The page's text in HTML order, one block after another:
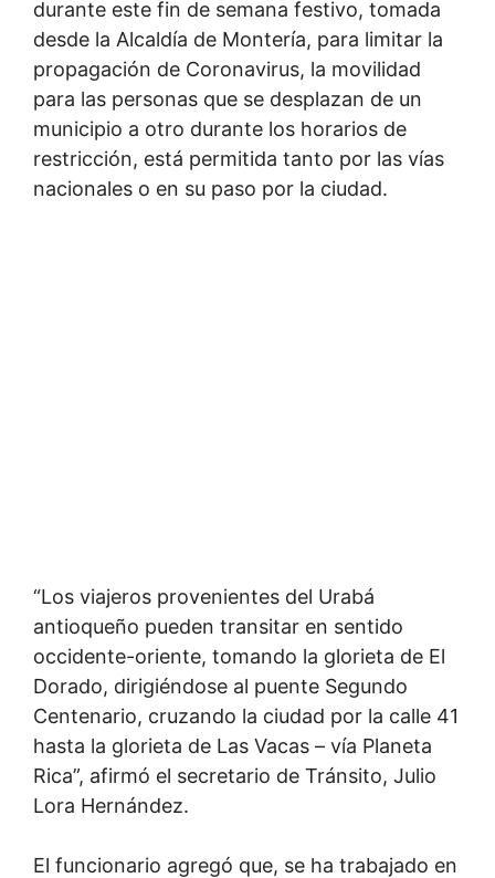
durante este fin de semana festivo, tomada
desde la Alcaldía de Montería, para limitar la
propagación de Coronavirus, la movilidad
para las personas que se desplazan de un
municipio a otro durante los horarios de
restricción, está permitida tanto por las vías
nacionales o en su paso por la ciudad.
“Los viajeros provenientes del Urabá
antioqueño pueden transitar en sentido
occidente-oriente, tomando la glorieta de El
Dorado, dirigiéndose al puente Segundo
Centenario, cruzando la ciudad por la calle 41
hasta la glorieta de Las Vacas – vía Planeta
Rica”, afirmó el secretario de Tránsito, Julio
Lora Hernández.
El funcionario agregó que, se ha trabajado en